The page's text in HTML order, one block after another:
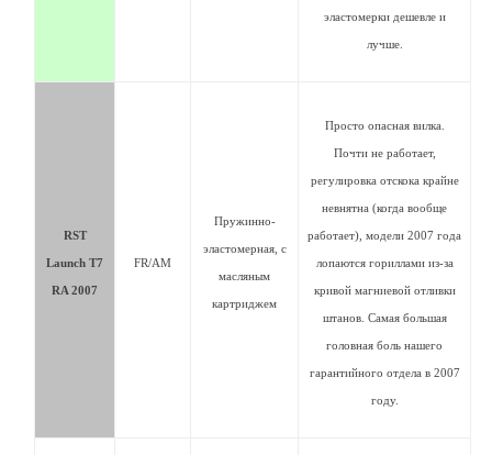
эластомерки дешевле и
лучше.
RST
Launch T7
RA 2007
FR/AM
Пружинно-
эластомерная, с
масляным
картриджем
Просто опасная вилка.
Почти не работает,
регулировка отскока крайне
невнятна (когда вообще
работает), модели 2007 года
лопаются гориллами из-за
кривой магниевой отливки
штанов. Самая большая
головная боль нашего
гарантийного отдела в 2007
году.